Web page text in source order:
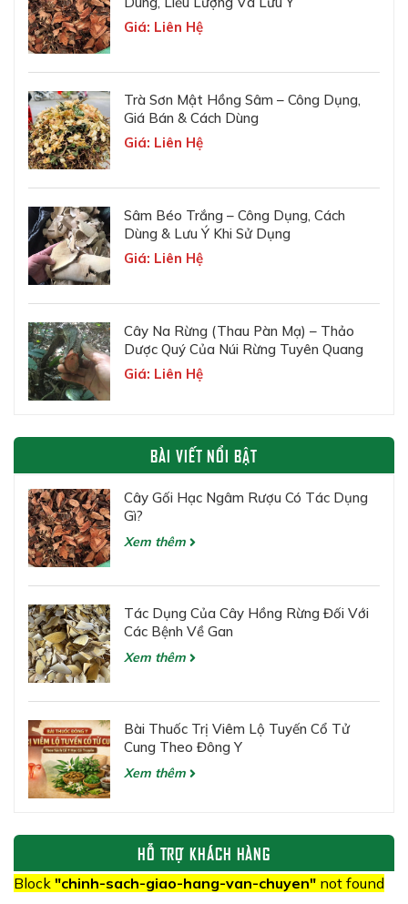
Giá: Liên Hệ
Trà Sơn Mật Hồng Sâm – Công Dụng,
Giá Bán & Cách Dùng
Giá: Liên Hệ
Sâm Béo Trắng – Công Dụng, Cách
Dùng & Lưu Ý Khi Sử Dụng
Giá: Liên Hệ
Cây Na Rừng (Thau Pàn Mạ) – Thảo
Dược Quý Của Núi Rừng Tuyên Quang
Giá: Liên Hệ
BÀI VIẾT NỔI BẬT
Cây Gối Hạc Ngâm Rượu Có Tác Dụng
Gì?
Xem thêm
Tác Dụng Của Cây Hồng Rừng Đối Với
Các Bệnh Về Gan
Xem thêm
Bài Thuốc Trị Viêm Lộ Tuyến Cổ Tử
Cung Theo Đông Y
Xem thêm
HỖ TRỢ KHÁCH HÀNG
Block "chinh-sach-giao-hang-van-chuyen" not found